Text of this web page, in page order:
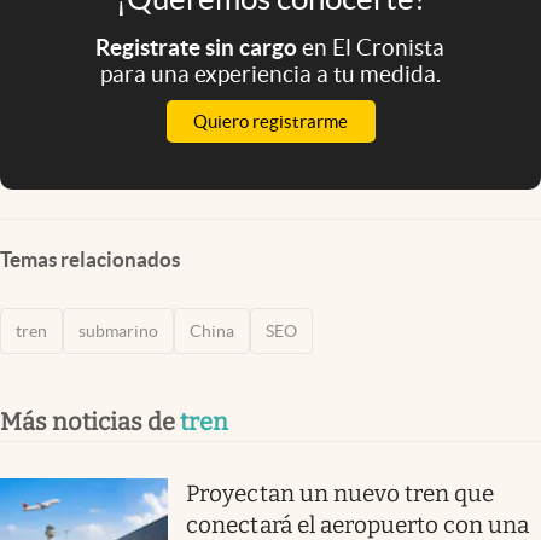
Registrate sin cargoen El Cronista
para una experiencia a tu medida.
Quiero registrarme
Temas relacionados
tren submarino China SEO
Más noticias detren
Proyectan un nuevo tren que
conectará el aeropuerto con una